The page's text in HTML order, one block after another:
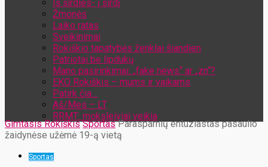
Iš širdies- į širdį
Žmonės
Laiko ratas
Sveikinimai
Rokiškio tapatybės ženklai šiandien
Patriotai be lipdukų
Mano pasirinkimai: „fake news“ ar „zn“?
EKO Rokiškis – mums ir vaikams
Patirk čia…
Aš/Mes – LT
RRMT: moksleiviai veikia
Gimtasis Rokiškis Sportas Parasparnių entuziastas pasaulio
žaidynėse užėmė 19-ą vietą
Sportas